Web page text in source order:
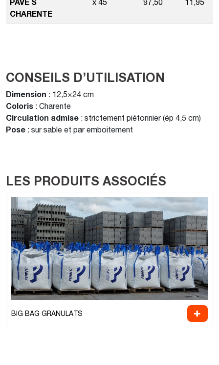
CHARENTE
CONSEILS D’UTILISATION
Dimension : 12,5×24 cm
Coloris : Charente
Circulation admise : strictement piétonnier (ép 4,5 cm)
Pose : sur sable et par emboitement
LES PRODUITS ASSOCIÉS
BIG BAG GRANULATS